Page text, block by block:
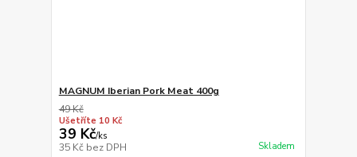
MAGNUM Iberian Pork Meat 400g
49 Kč
Ušetříte 10 Kč
39 Kč/ks
35 Kč bez DPH Skladem